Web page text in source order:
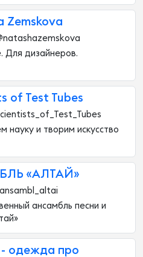
Zemskova
Для дизайнеров.
of Test Tubes
науку и творим искусство
«АЛТАЙ»
ансамбль песни и
- одежда про